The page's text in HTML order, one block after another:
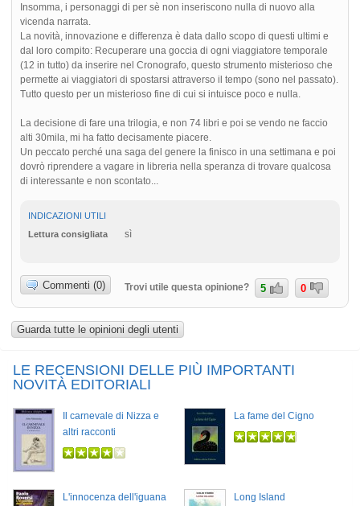
Insomma, i personaggi di per sè non inseriscono nulla di nuovo alla
vicenda narrata.
La novità, innovazione e differenza è data dallo scopo di questi ultimi e
dal loro compito: Recuperare una goccia di ogni viaggiatore temporale
(12 in tutto) da inserire nel Cronografo, questo strumento misterioso che
permette ai viaggiatori di spostarsi attraverso il tempo (sono nel passato).
Tutto questo per un misterioso fine di cui si intuisce poco e nulla.
La decisione di fare una trilogia, e non 74 libri e poi se vendo ne faccio
alti 30mila, mi ha fatto decisamente piacere.
Un peccato perché una saga del genere la finisco in una settimana e poi
dovrò riprendere a vagare in libreria nella speranza di trovare qualcosa
di interessante e non scontato...
INDICAZIONI UTILI
Lettura consigliata
sì
Commenti (0) Trovi utile questa opinione? 5 0
Guarda tutte le opinioni degli utenti
LE RECENSIONI DELLE PIÙ IMPORTANTI
NOVITÀ EDITORIALI
Il carnevale di Nizza e
altri racconti
La fame del Cigno
L'innocenza dell'iguana Long Island